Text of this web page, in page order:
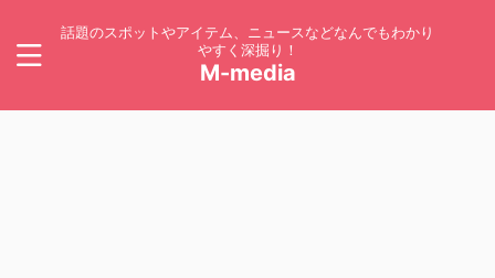
話題のスポットやアイテム、ニュースなどなんでもわかり
やすく深掘り！
M-media